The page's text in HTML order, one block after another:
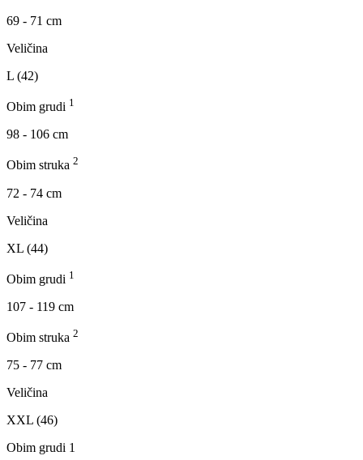
69 - 71 cm
Veličina
L (42)
Obim grudi 1
98 - 106 cm
Obim struka 2
72 - 74 cm
Veličina
XL (44)
Obim grudi 1
107 - 119 cm
Obim struka 2
75 - 77 cm
Veličina
XXL (46)
Obim grudi 1